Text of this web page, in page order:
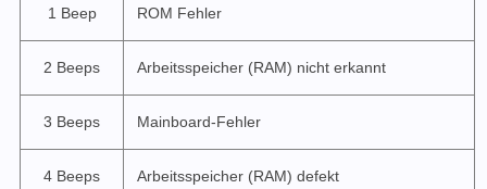
1 Beep ROM Fehler
2 Beeps Arbeitsspeicher (RAM) nicht erkannt
3 Beeps Mainboard-Fehler
4 Beeps Arbeitsspeicher (RAM) defekt